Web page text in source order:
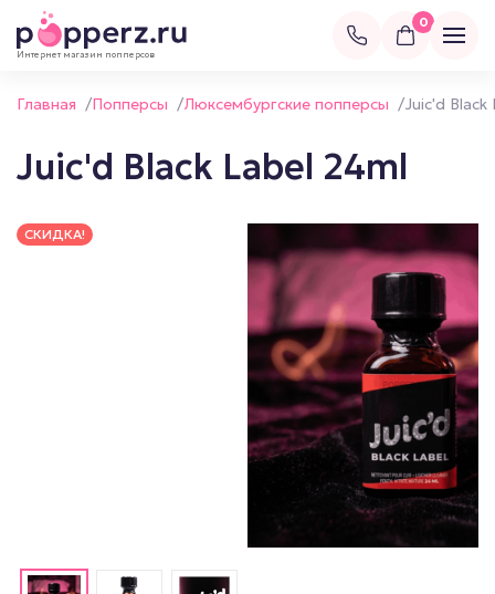
Интернет магазин попперсов
0
Главная /Попперсы /Люксембургские попперсы /Juic'd
Juic'd Black Label 24ml
СКИДКА!